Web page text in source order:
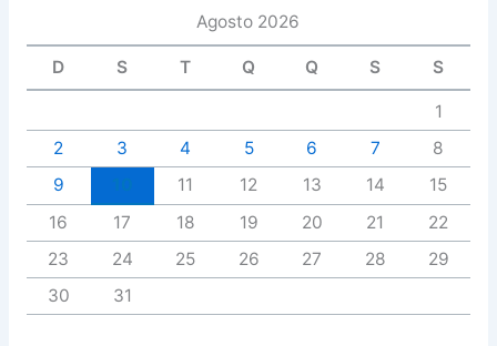
Agosto 2026
D S T Q Q S S
1
2
3 4 5 6 7
8
9
11 12 13 14
15
16
17 18 19 20 21
22
23
24 25 26 27 28
29
30
31